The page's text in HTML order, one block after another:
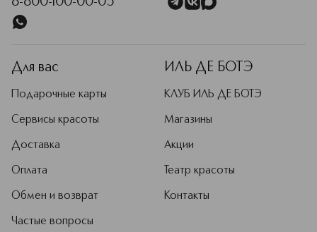
Для вас
Подарочные карты
Сервисы красоты
Доставка
Оплата
Обмен и возврат
Частые вопросы
ИЛЬ ДЕ БОТЭ
КЛУБ ИЛЬ ДЕ БОТЭ
Магазины
Акции
Театр красоты
Контакты